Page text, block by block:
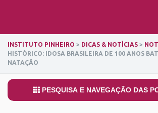
INSTITUTO PINHEIRO > DICAS & NOTÍCIAS >
HISTÓRICO: IDOSA BRASILEIRA DE 100 ANOS
NATAÇÃO
PESQUISA E NAVEGAÇÃO DAS